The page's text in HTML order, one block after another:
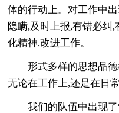
体的行动上。对工作中
隐瞒,及时上报,有错必纠
化精神,改进工作。
形式多样的思想品
无论在工作上,还是在日
我们的队伍中出现